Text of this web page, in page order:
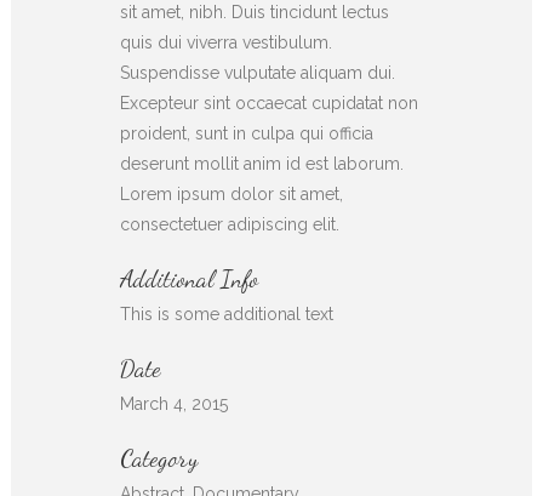
sit amet, nibh. Duis tincidunt lectus
quis dui viverra vestibulum.
Suspendisse vulputate aliquam dui.
Excepteur sint occaecat cupidatat non
proident, sunt in culpa qui officia
deserunt mollit anim id est laborum.
Lorem ipsum dolor sit amet,
consectetuer adipiscing elit.
Additional Info
This is some additional text
Date
March 4, 2015
Category